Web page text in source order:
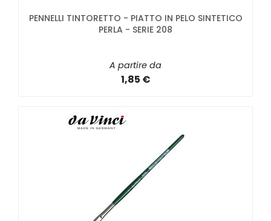
PENNELLI TINTORETTO - PIATTO IN PELO SINTETICO
PERLA - SERIE 208
A partire da
1,85 €